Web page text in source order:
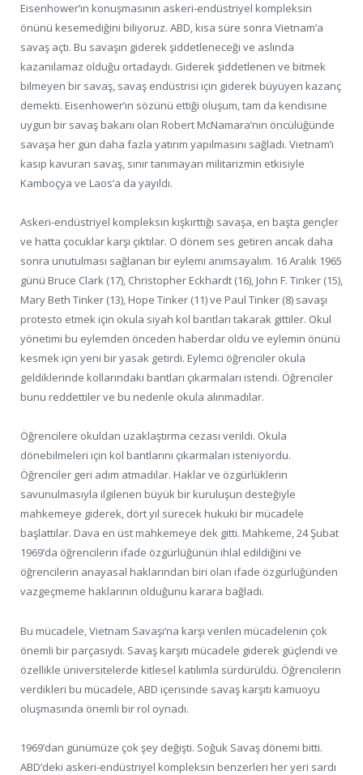
Eisenhower’ın konuşmasının askeri-endüstriyel kompleksin
önünü kesemediğini biliyoruz. ABD, kısa süre sonra Vietnam’a
savaş açtı. Bu savaşın giderek şiddetleneceği ve aslında
kazanılamaz olduğu ortadaydı. Giderek şiddetlenen ve bitmek
bilmeyen bir savaş, savaş endüstrisi için giderek büyüyen kazanç
demekti. Eisenhower’ın sözünü ettiği oluşum, tam da kendisine
uygun bir savaş bakanı olan Robert McNamara’nın öncülüğünde
savaşa her gün daha fazla yatırım yapılmasını sağladı. Vietnam’ı
kasıp kavuran savaş, sınır tanımayan militarizmin etkisiyle
Kamboçya ve Laos’a da yayıldı.
Askeri-endüstriyel kompleksin kışkırttığı savaşa, en başta gençler
ve hatta çocuklar karşı çıktılar. O dönem ses getiren ancak daha
sonra unutulması sağlanan bir eylemi anımsayalım. 16 Aralık 1965
günü Bruce Clark (17), Christopher Eckhardt (16), John F. Tinker (15),
Mary Beth Tinker (13), Hope Tinker (11) ve Paul Tinker (8) savaşı
protesto etmek için okula siyah kol bantları takarak gittiler. Okul
yönetimi bu eylemden önceden haberdar oldu ve eylemin önünü
kesmek için yeni bir yasak getirdi. Eylemci öğrenciler okula
geldiklerinde kollarındaki bantları çıkarmaları istendi. Öğrenciler
bunu reddettiler ve bu nedenle okula alınmadılar.
Öğrencilere okuldan uzaklaştırma cezası verildi. Okula
dönebilmeleri için kol bantlarını çıkarmaları isteniyordu.
Öğrenciler geri adım atmadılar. Haklar ve özgürlüklerin
savunulmasıyla ilgilenen büyük bir kuruluşun desteğiyle
mahkemeye giderek, dört yıl sürecek hukuki bir mücadele
başlattılar. Dava en üst mahkemeye dek gitti. Mahkeme, 24 Şubat
1969’da öğrencilerin ifade özgürlüğünün ihlal edildiğini ve
öğrencilerin anayasal haklarından biri olan ifade özgürlüğünden
vazgeçmeme haklarının olduğunu karara bağladı.
Bu mücadele, Vietnam Savaşı’na karşı verilen mücadelenin çok
önemli bir parçasıydı. Savaş karşıtı mücadele giderek güçlendi ve
özellikle üniversitelerde kitlesel katılımla sürdürüldü. Öğrencilerin
verdikleri bu mücadele, ABD içerisinde savaş karşıtı kamuoyu
oluşmasında önemli bir rol oynadı.
1969’dan günümüze çok şey değişti. Soğuk Savaş dönemi bitti.
ABD’deki askeri-endüstriyel kompleksin benzerleri her yeri sardı